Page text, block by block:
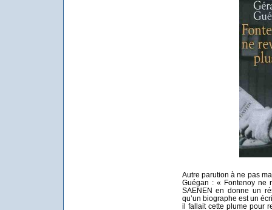
Autre parution à ne pas
Guégan : « Fontenoy ne
SAENEN en donne un
qu’un biographe est un
il fallait cette plume pour